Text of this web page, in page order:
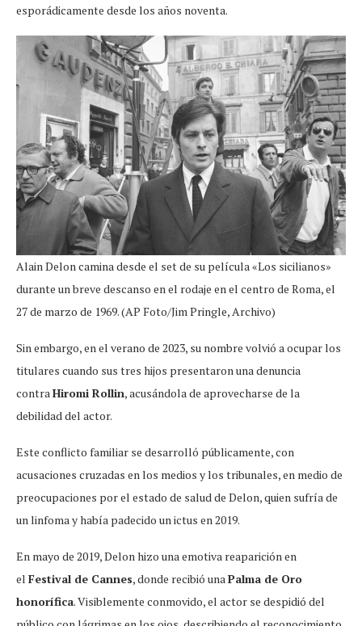
esporádicamente desde los años noventa.
Alain Delon camina desde el set de su película «Los sicilianos»
durante un breve descanso en el rodaje en el centro de Roma, el
27 de marzo de 1969. (AP Foto/Jim Pringle, Archivo)
Sin embargo, en el verano de 2023, su nombre volvió a ocupar los
titulares cuando sus tres hijos presentaron una denuncia
contraHiromi Rollin, acusándola de aprovecharse de la
debilidad del actor.
Este conflicto familiar se desarrolló públicamente, con
acusaciones cruzadas en los medios y los tribunales, en medio de
preocupaciones por el estado de salud de Delon, quien sufría de
un linfoma y había padecido un ictus en 2019.
En mayo de 2019, Delon hizo una emotiva reaparición en
el Festival de Cannes, donde recibió unaPalma de Oro
honorífica. Visiblemente conmovido, el actor se despidió del